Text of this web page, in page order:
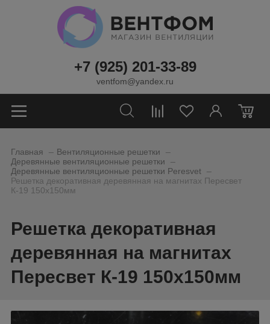
+7 (925) 201-33-89
ventfom@yandex.ru
0
Главная Вентиляционные решетки
Деревянные вентиляционные решетки
Деревянные вентиляционные решетки Peresvet
Решетка декоративная деревянная на магнитах Пересвет
К-19 150х150мм
Решетка декоративная
деревянная на магнитах
Пересвет К-19 150х150мм